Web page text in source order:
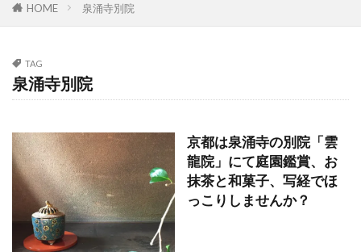
HOME 泉涌寺別院
TAG
泉涌寺別院
京都は泉涌寺の別院「雲
龍院」にて庭園鑑賞、お
抹茶と和菓子、写経でほ
っこりしませんか？